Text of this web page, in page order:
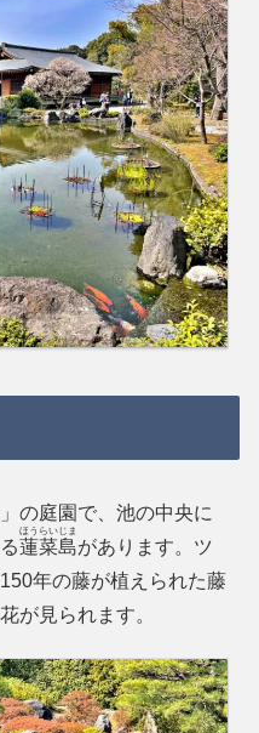
」の庭園で、池の中央に
蓮菜島
ほうらいじま
があります。ツ
年の藤が植えられた藤
が見られます。